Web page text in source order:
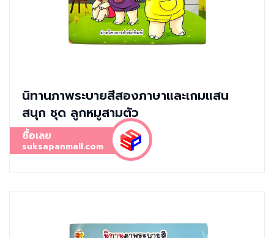
นิทานภาพระบายสีสองภาษาและเกมแสน
สนุก ชุด ลูกหมูสามตัว
ซื้อเลย
suksapanmall.com